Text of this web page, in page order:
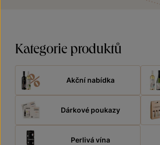
Kategorie produktů
Akční nabídka
Dárkové poukazy
Perlivá vína